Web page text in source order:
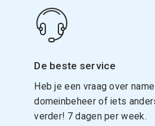
De beste service
Heb je een vraag over
domeinbeheer of iets
verder! 7 dagen per week.